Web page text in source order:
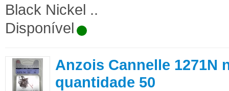
Black Nickel ..
Disponível
Anzois Cannelle 1271N
quantidade 50